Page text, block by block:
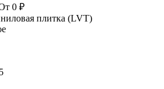
0 ₽
плитка (LVT)